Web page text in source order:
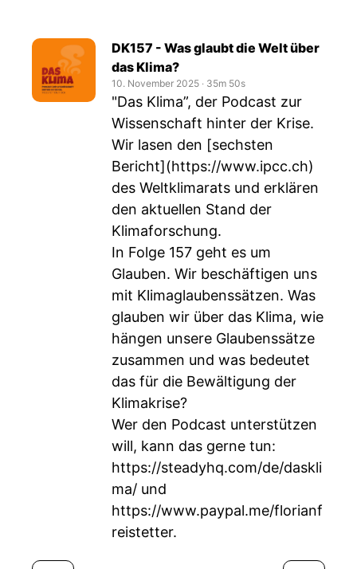
DK157 - Was glaubt die Welt über
das Klima?
10. November 2025 ‧ 35m 50s
"Das Klima”, der Podcast zur
Wissenschaft hinter der Krise.
Wir lasen den [sechsten
Bericht](https://www.ipcc.ch)
des Weltklimarats und erklären
den aktuellen Stand der
Klimaforschung.
In Folge 157 geht es um
Glauben. Wir beschäftigen uns
mit Klimaglaubenssätzen. Was
glauben wir über das Klima, wie
hängen unsere Glaubenssätze
zusammen und was bedeutet
das für die Bewältigung der
Klimakrise?
Wer den Podcast unterstützen
will, kann das gerne tun:
https://steadyhq.com/de/daskli
ma/ und
https://www.paypal.me/florianf
reistetter.